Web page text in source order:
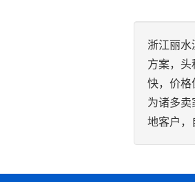
浙江丽
方案，
快，价格
为诸多
地客户，